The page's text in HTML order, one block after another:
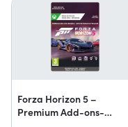
Forza Horizon 5 –
Premium Add-ons-